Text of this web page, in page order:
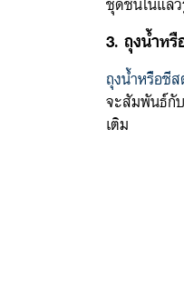
3. ถุงน้ำหรื
ถุงน้ำหรือซี
จะสัมพันธ์กั
เติม